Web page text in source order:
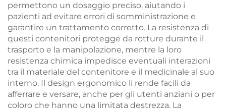
permettono un dosaggio preciso, aiutando i
pazienti ad evitare errori di somministrazione e
garantire un trattamento corretto. La resistenza di
questi contenitori protegge da rotture durante il
trasporto e la manipolazione, mentre la loro
resistenza chimica impedisce eventuali interazioni
tra il materiale del contenitore e il medicinale al suo
interno. Il design ergonomico li rende facili da
afferrare e versare, anche per gli utenti anziani o per
coloro che hanno una limitata destrezza. La